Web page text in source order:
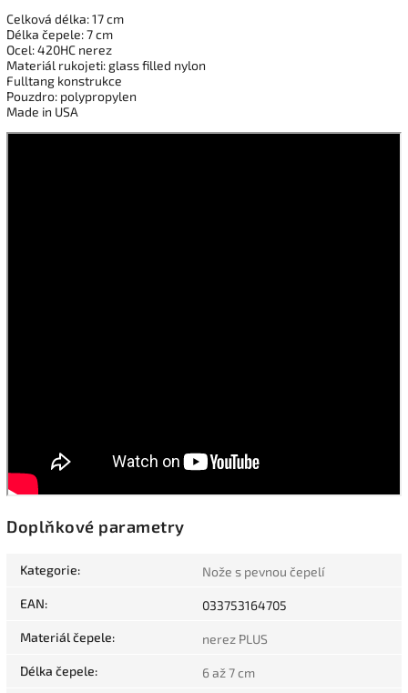
Celková délka: 17 cm
Délka čepele: 7 cm
Ocel: 420HC nerez
Materiál rukojeti: glass filled nylon
Fulltang konstrukce
Pouzdro: polypropylen
Made in USA
Doplňkové parametry
Kategorie: Nože s pevnou čepelí
EAN: 033753164705
Materiál čepele: nerez PLUS
Délka čepele: 6 až 7 cm